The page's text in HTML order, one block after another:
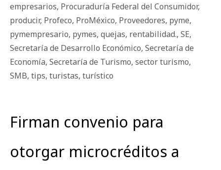
empresarios, Procuraduría Federal del Consumidor,
producir, Profeco, ProMéxico, Proveedores, pyme,
pymempresario, pymes, quejas, rentabilidad., SE,
Secretaría de Desarrollo Económico, Secretaría de
Economía, Secretaría de Turismo, sector turismo,
SMB, tips, turistas, turístico
Firman convenio para
otorgar microcréditos a